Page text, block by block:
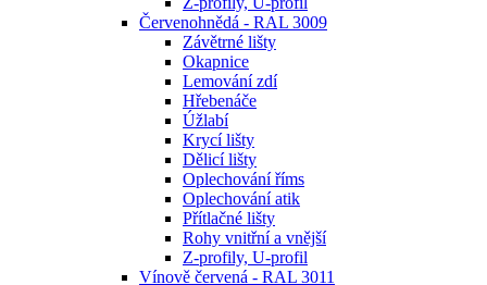
Červenohnědá - RAL 3009
Závětrné lišty
Okapnice
Lemování zdí
Hřebenáče
Úžlabí
Krycí lišty
Dělicí lišty
Oplechování říms
Oplechování atik
Přítlačné lišty
Rohy vnitřní a vnější
Z-profily, U-profil
Vínově červená - RAL 3011